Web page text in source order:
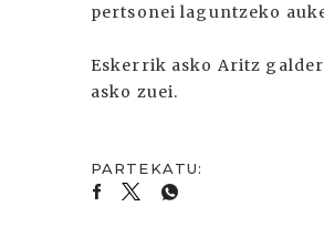
pertsonei laguntzeko
Eskerrik asko Aritz
asko zuei.